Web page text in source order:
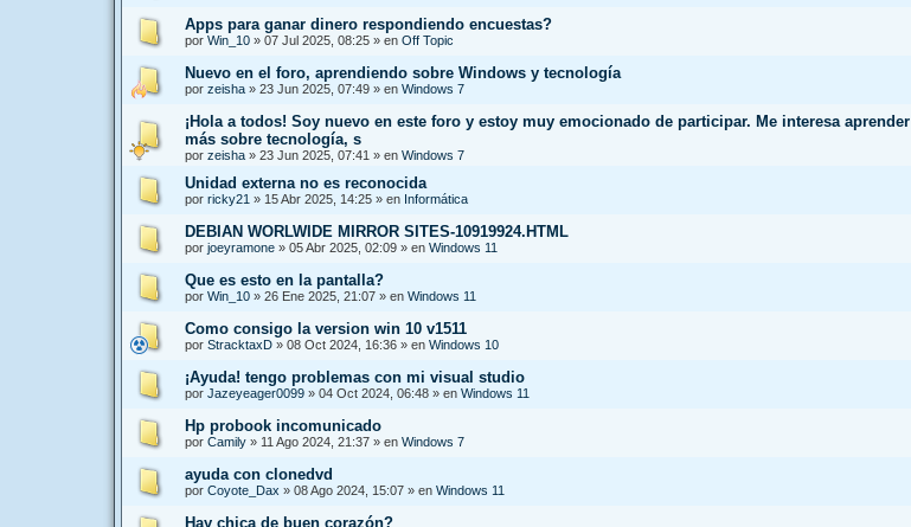
Apps para ganar dinero respondiendo encuestas?
por Win_10 » 07 Jul 2025, 08:25 » en Off Topic
Nuevo en el foro, aprendiendo sobre Windows y tecnología
por zeisha » 23 Jun 2025, 07:49 » en Windows 7
¡Hola a todos! Soy nuevo en este foro y estoy muy emocionado de participar. Me interesa aprender
más sobre tecnología, s
por zeisha » 23 Jun 2025, 07:41 » en Windows 7
Unidad externa no es reconocida
por ricky21 » 15 Abr 2025, 14:25 » en Informática
DEBIAN WORLWIDE MIRROR SITES-10919924.HTML
por joeyramone » 05 Abr 2025, 02:09 » en Windows 11
Que es esto en la pantalla?
por Win_10 » 26 Ene 2025, 21:07 » en Windows 11
Como consigo la version win 10 v1511
por StracktaxD » 08 Oct 2024, 16:36 » en Windows 10
¡Ayuda! tengo problemas con mi visual studio
por Jazeyeager0099 » 04 Oct 2024, 06:48 » en Windows 11
Hp probook incomunicado
por Camily » 11 Ago 2024, 21:37 » en Windows 7
ayuda con clonedvd
por Coyote_Dax » 08 Ago 2024, 15:07 » en Windows 11
Hay chica de buen corazón?